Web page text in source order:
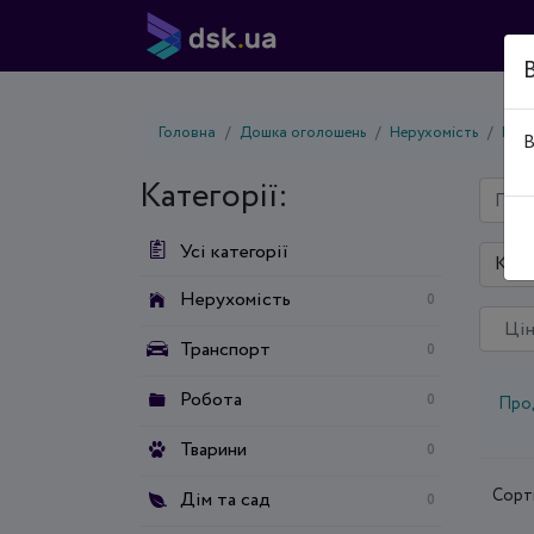
Головна Дошка оголошень Нерухомість
Категорії:
Усі категорії
Нерухомість
0
Транспорт 0
Робота 0
Тварини 0
Дім та сад 0